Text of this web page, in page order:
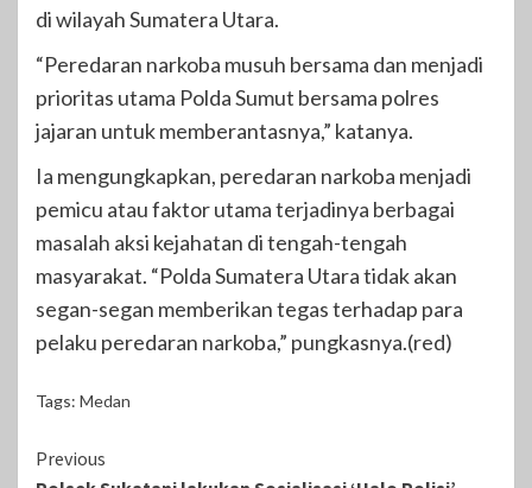
di wilayah Sumatera Utara.
“Peredaran narkoba musuh bersama dan menjadi
prioritas utama Polda Sumut bersama polres
jajaran untuk memberantasnya,” katanya.
Ia mengungkapkan, peredaran narkoba menjadi
pemicu atau faktor utama terjadinya berbagai
masalah aksi kejahatan di tengah-tengah
masyarakat. “Polda Sumatera Utara tidak akan
segan-segan memberikan tegas terhadap para
pelaku peredaran narkoba,” pungkasnya.(red)
Tags: Medan
Continue
Previous